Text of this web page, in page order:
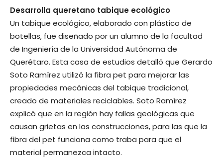
Desarrolla queretano tabique ecológico
Un tabique ecológico, elaborado con plástico de
botellas, fue diseñado por un alumno de la facultad
de Ingeniería de la Universidad Autónoma de
Querétaro. Esta casa de estudios detalló que Gerardo
Soto Ramírez utilizó la fibra pet para mejorar las
propiedades mecánicas del tabique tradicional,
creado de materiales reciclables. Soto Ramírez
explicó que en la región hay fallas geológicas que
causan grietas en las construcciones, para las que la
fibra del pet funciona como traba para que el
material permanezca intacto.